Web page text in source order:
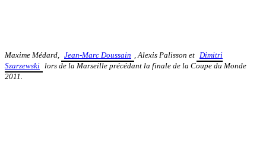
Maxime Médard, Jean-Marc Doussain , Alexis Palisson et Dimitri
Szarzewski lors de la Marseille précédant la finale de la Coupe du Monde
2011.